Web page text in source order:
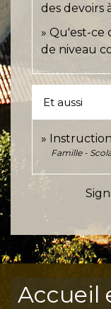
des devoirs
Qu'est-ce
de niveau
Et aussi
Famille -
Accueil